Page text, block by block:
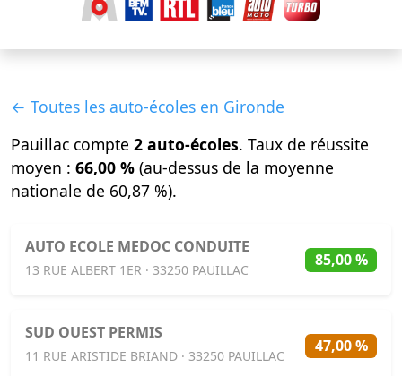
← Toutes les auto-écoles en Gironde
Pauillac compte 2 auto-écoles. Taux de réussite
moyen : 66,00 % (au-dessus de la moyenne
nationale de 60,87 %).
AUTO ECOLE MEDOC CONDUITE
13 RUE ALBERT 1ER · 33250 PAUILLAC
85,00 %
SUD OUEST PERMIS
11 RUE ARISTIDE BRIAND · 33250 PAUILLAC
47,00 %